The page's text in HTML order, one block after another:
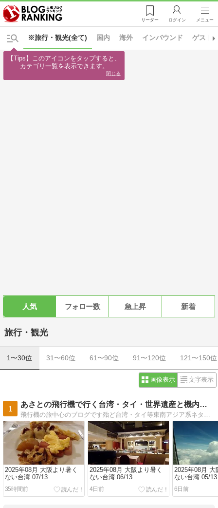
リーダー ログイン メニュー
※旅行・観光(全て) 国内 海外 インバウンド ゲスト
人気 フォロー数 急上昇 新着
旅行・観光
1〜30位 31〜60位 61〜90位 91〜120位 121〜150位
画像表示 文字表示
1
あさとの飛行機で行く台湾・タイ・世界遺産と機内食の日記
2025年08月 大阪より暑く
ない台湾 07/13
35時間前
2025年08月 大阪より暑く
ない台湾 06/13
4日前
2025年08月 大
ない台湾 05/13
6日前
【Tips】このアイコンをタップすると、
カテゴリ一覧を表示できます。
閉じる